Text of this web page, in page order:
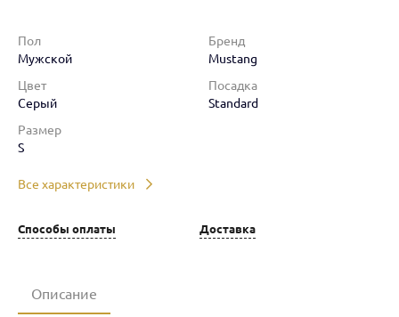
Пол
Мужской
Бренд
Mustang
Цвет
Серый
Посадка
Standard
Размер
S
Все характеристики
Способы оплаты Доставка
Описание